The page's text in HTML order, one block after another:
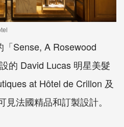
Sense, A Rosewood
的 David Lucas 明星美髮
at Hôtel de Crillon 及
法國精品和訂製設計。